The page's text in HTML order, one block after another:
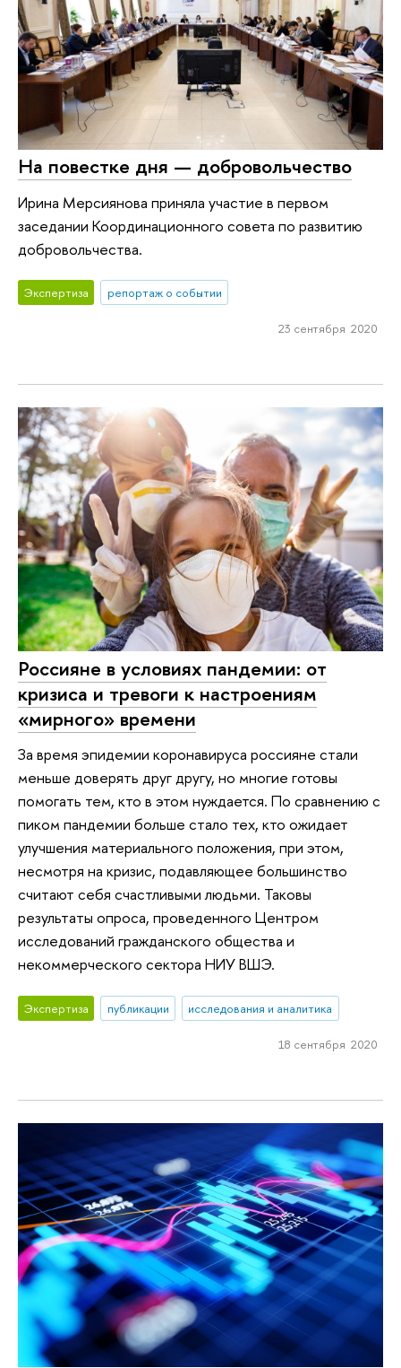
На повестке дня — добровольчество
Ирина Мерсиянова приняла участие в первом
заседании Координационного совета по развитию
добровольчества.
Экспертиза репортаж о событии
23 сентября 2020
Россияне в условиях пандемии: от
кризиса и тревоги к настроениям
«мирного» времени
За время эпидемии коронавируса россияне стали
меньше доверять друг другу, но многие готовы
помогать тем, кто в этом нуждается. По сравнению с
пиком пандемии больше стало тех, кто ожидает
улучшения материального положения, при этом,
несмотря на кризис, подавляющее большинство
считают себя счастливыми людьми. Таковы
результаты опроса, проведенного Центром
исследований гражданского общества и
некоммерческого сектора НИУ ВШЭ.
Экспертиза публикации исследования и аналитика
18 сентября 2020